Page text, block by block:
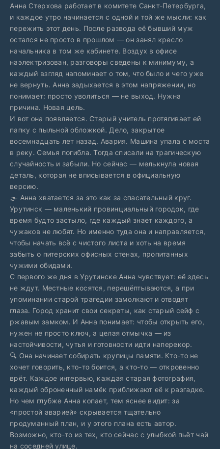
Анна Стерхова работает в комитете Санкт-Петербурга,
и каждое утро начинается с одной и той же мысли: как
пережить этот день. После развода её бывший муж
остался не просто в прошлом — он занял кресло
начальника в том же кабинете. Воздух в офисе
наэлектризован, разговоры сведены к минимуму, а
каждый взгляд напоминает о том, что было и чего уже
не вернуть. Анна задыхается в этом напряжении, но
понимает: просто уволиться — не выход. Нужна
причина. Новая цель.
И вот она появляется. Старый учитель протягивает ей
папку с пыльной обложкой. Дело, закрытое
восемнадцать лет назад. Авария. Машина упала с моста
в реку. Семья погибла. Тогда списали на трагическую
случайность и забыли. Но сейчас — мелькнула новая
деталь, которая не вписывается в официальную
версию.
🌫️ Анна хватается за это как за спасательный круг.
Урутинск — маленький провинциальный городок, где
время будто застыло, где каждый знает каждого, а
чужаков не любят. Но именно туда она и направляется,
чтобы начать всё с чистого листа и хоть на время
забыть о питерских офисных стенах, пропитанных
чужими обидами.
С первого же дня в Урутинске Анна чувствует: её здесь
не ждут. Местные косятся, перешёптываются, а при
упоминании старой трагедии замолкают и отводят
глаза. Город хранит свои секреты, как старый сейф с
ржавым замком. И Анна понимает: чтобы открыть его,
нужен не просто ключ, а целая отмычка — из
настойчивости, чутья и готовности идти наперекор.
🔍 Она начинает собирать крупицы памяти. Кто-то не
хочет говорить, кто-то боится, а кто-то — откровенно
врёт. Каждое интервью, каждая старая фотография,
каждый оброненный намёк приближают её к разгадке.
Но чем глубже Анна копает, тем яснее видит: за
«простой аварией» скрывается тщательно
продуманный план, и у этого плана есть автор.
Возможно, кто-то из тех, кто сейчас с улыбкой пьёт чай
на соседней улице.